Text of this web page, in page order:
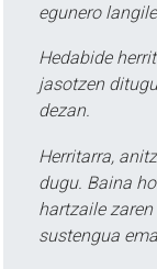
egunero
Hedabide
jasotzen
dezan.
Herritarra,
dugu. Baina
hartzaile
sustengua